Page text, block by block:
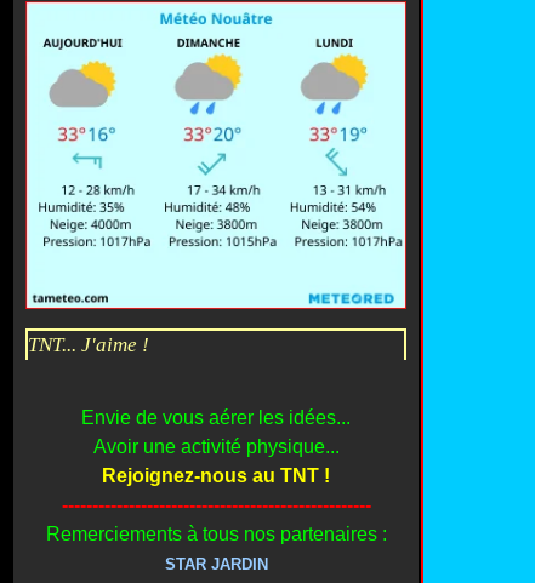
TNT... J'aime !
Envie de vous aérer les idées...
Avoir une activité physique...
Rejoignez-nous au TNT !
---------------------------------------------------
Remerciements à tous nos partenaires :
STAR JARDIN